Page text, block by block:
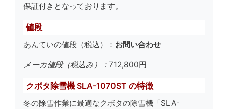
保証付きとなっております。
値段
あんていの値段（税込）： お問い合わせ
メーカ値段（税込み）： 712,800円
クボタ除雪機 SLA-1070ST の特徴
冬の除雪作業に最適なクボタの除雪機「SLA-